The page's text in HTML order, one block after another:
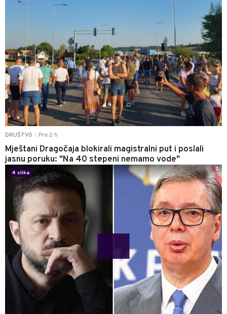
DRUŠTVO Pre 2 h
Mještani Dragočaja blokirali magistralni put i poslali
jasnu poruku: "Na 40 stepeni nemamo vode"
4 slika
0